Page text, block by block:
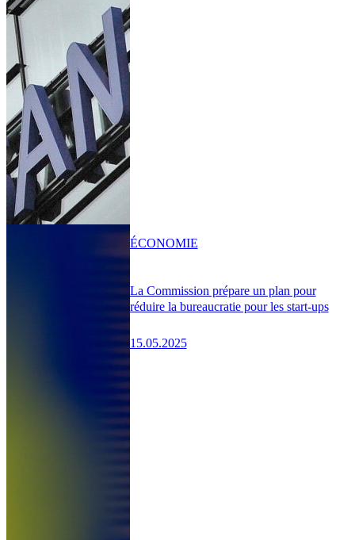
La Commission prépare un plan pour
réduire la bureaucratie pour les start-ups
15.05.2025
ÉCONOMIE